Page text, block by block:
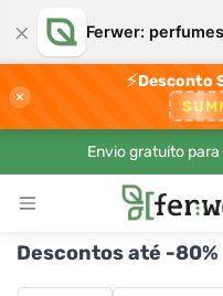
× Ferwer:
×
⚡Desconto
Envio gratuito
Descontos até -80%